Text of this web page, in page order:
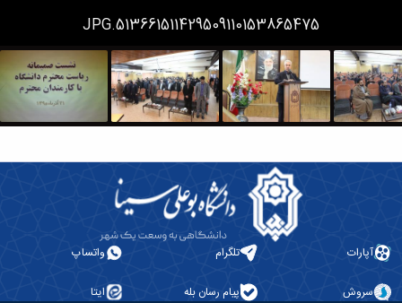
همایش‌ها
دانشگاه
نشر
کتب
مجلات
علمی
معاونت
513661511429509110153865475.JPG
آپارات تلگرام واتساپ
سروش پیام رسان بله ایتا